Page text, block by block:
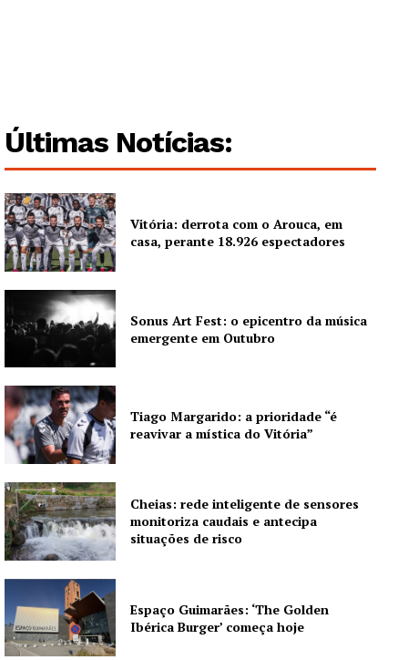
Institucional
Artigos
Edição Digital
Grande Entrevista
Publicidade
Quero ser Assinante
Últimas Notícias:
Vitória: derrota com o Arouca, em
casa, perante 18.926 espectadores
Sonus Art Fest: o epicentro da música
emergente em Outubro
Tiago Margarido: a prioridade “é
reavivar a mística do Vitória”
Cheias: rede inteligente de sensores
monitoriza caudais e antecipa
situações de risco
Espaço Guimarães: ‘The Golden
Ibérica Burger’ começa hoje